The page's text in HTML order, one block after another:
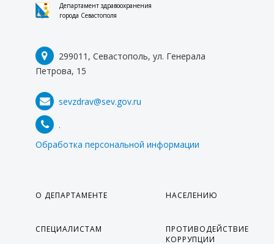
Департамент здравоохранения
города Севастополя
299011, Севастополь, ул. Генерала
Петрова, 15
sevzdrav@sev.gov.ru
.
Обработка персональной информации
О ДЕПАРТАМЕНТЕ НАСЕЛЕНИЮ
СПЕЦИАЛИСТАМ
ПРОТИВОДЕЙСТВИЕ
КОРРУПЦИИ